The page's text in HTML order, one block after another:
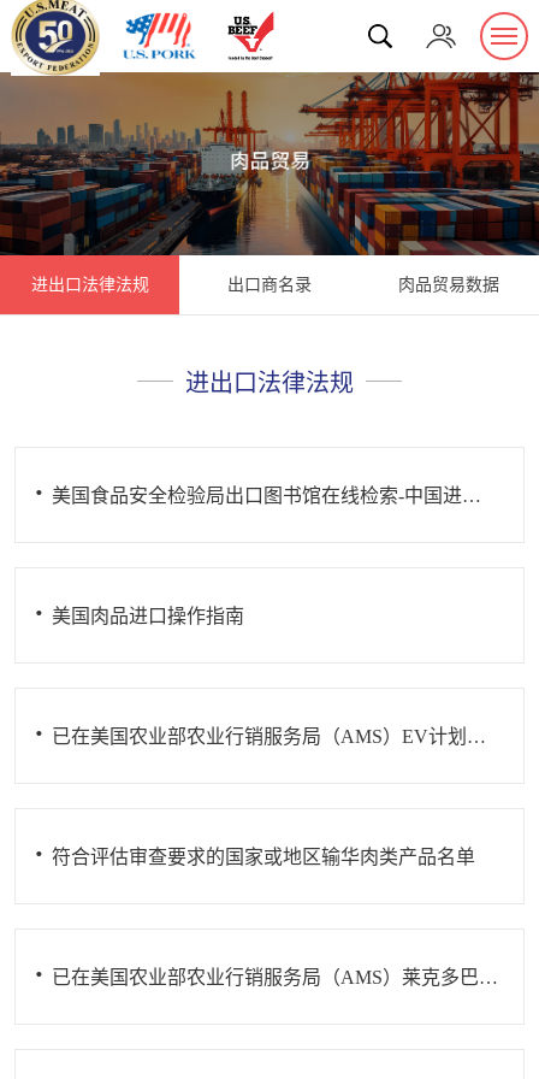
进出口法律法规 出口商名录 肉品贸易数据
进出口法律法规
美国食品安全检验局出口图书馆在线检索-中国进口条例
美国肉品进口操作指南
已在美国农业部农业行销服务局（AMS）EV计划获准的厂商名单
符合评估审查要求的国家或地区输华肉类产品名单
已在美国农业部农业行销服务局（AMS）莱克多巴胺管理计划获准向中国出口猪肉的企业名单